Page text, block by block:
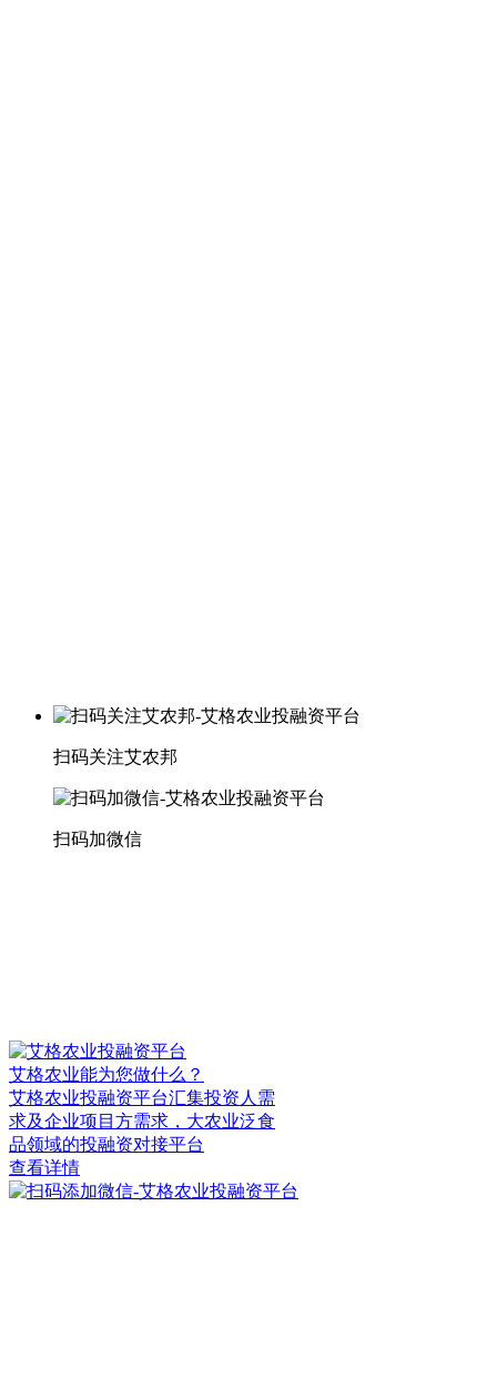
扫码关注艾农邦
扫码加微信
艾格农业能为您做什么？
艾格农业投融资平台汇集投资人需
求及企业项目方需求，大农业泛食
品领域的投融资对接平台
查看详情